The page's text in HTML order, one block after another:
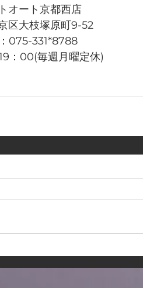
オート京都西店
区大枝塚原町9-52
075-331*8788
：00(毎週月曜定休)